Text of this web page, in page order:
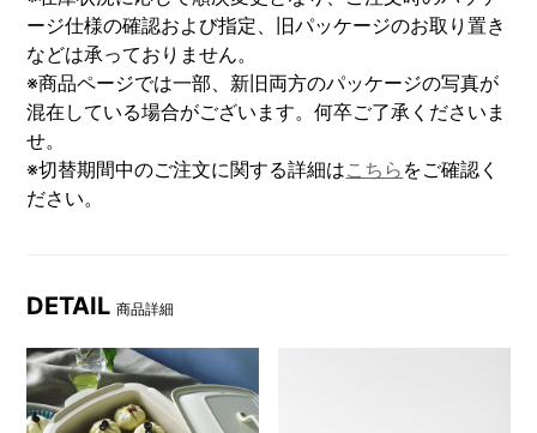
ージ仕様の確認および指定、旧パッケージのお取り置き
などは承っておりません。
※商品ページでは一部、新旧両方のパッケージの写真が
混在している場合がございます。何卒ご了承くださいま
せ。
※切替期間中のご注文に関する詳細はこちら をご確認く
ださい。
DETAIL商品詳細